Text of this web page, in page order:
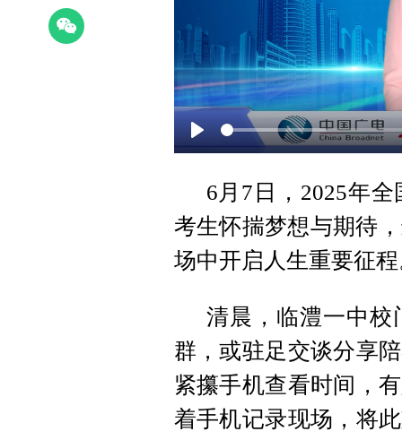
Play
6月7日，2025年
考生怀揣梦想与期待
场中开启人生重要征
清晨，临澧一中校
群，或驻足交谈分享
紧攥手机查看时间，
着手机记录现场，将